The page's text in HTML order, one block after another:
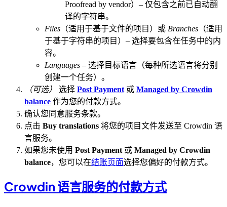
Proofread by vendor）– 仅包含之前已自动翻
译的字符串。
Files （适用于基于文件的项目）或 Branches （适用
于基于字符串的项目）– 选择要包含在任务中的内
容。
Languages – 选择目标语言（每种所选语言将分别
创建一个任务）。
（可选）
选择 Post Payment 或 Managed by Crowdin
balance 作为您的付款方式。
确认您同意服务条款。
点击 Buy translations 将您的项目文件发送至 Crowdin 语
言服务。
如果您未使用 Post Payment 或 Managed by Crowdin
balance，您可以在结账页面选择您偏好的付款方式。
Crowdin 语言服务的付款方式